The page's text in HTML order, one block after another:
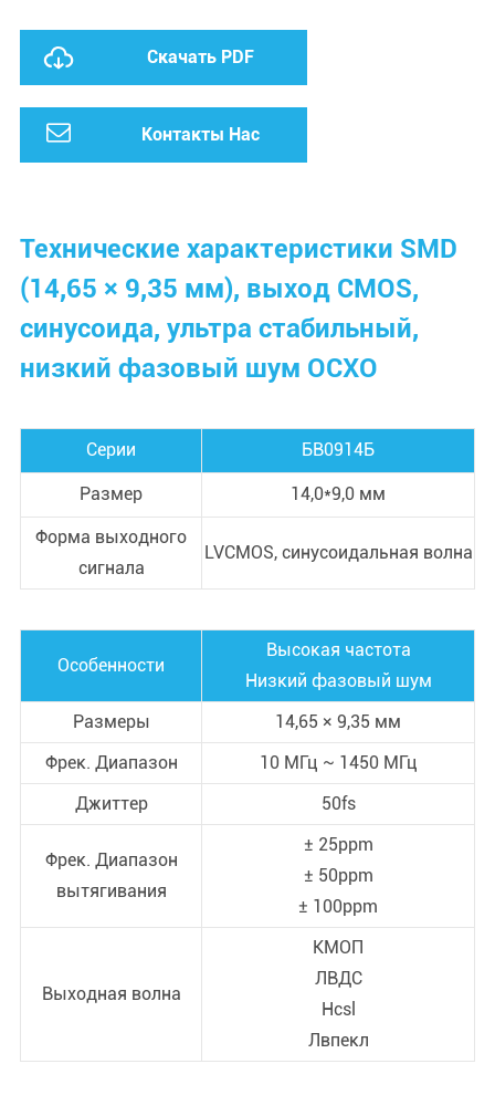
Скачать PDF
Контакты Нас
Технические характеристики SMD
(14,65 × 9,35 мм), выход CMOS,
синусоида, ультра стабильный,
низкий фазовый шум OCXO
Серии БВ0914Б
Размер 14,0*9,0 мм
Форма выходного
сигнала
LVCMOS, синусоидальная волна
Особенности
Высокая частота
Низкий фазовый шум
Размеры
14,65 × 9,35 мм
Фрек. Диапазон
10 МГц ~ 1450 МГц
Джиттер
50fs
Фрек. Диапазон
вытягивания
± 25ppm
± 50ppm
± 100ppm
Выходная волна
КМОП
ЛВДС
Hcsl
Лвпекл